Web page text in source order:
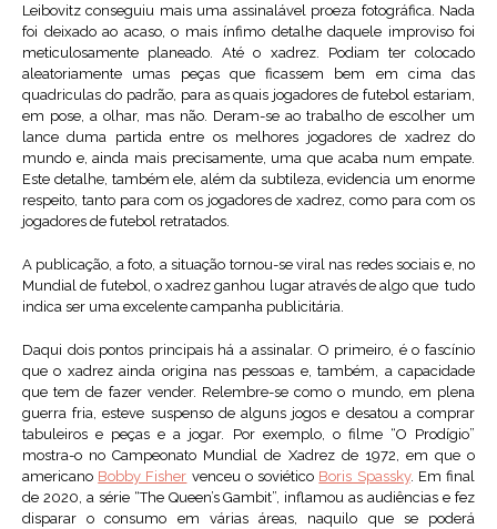
Leibovitz conseguiu mais uma assinalável proeza fotográfica. Nada
foi deixado ao acaso, o mais ínfimo detalhe daquele improviso foi
meticulosamente planeado. Até o xadrez. Podiam ter colocado
aleatoriamente umas peças que ficassem bem em cima das
quadriculas do padrão, para as quais jogadores de futebol estariam,
em pose, a olhar, mas não. Deram-se ao trabalho de escolher um
lance duma partida entre os melhores jogadores de xadrez do
mundo e, ainda mais precisamente, uma que acaba num empate.
Este detalhe, também ele, além da subtileza, evidencia um enorme
respeito, tanto para com os jogadores de xadrez, como para com os
jogadores de futebol retratados.
A publicação, a foto, a situação tornou-se viral nas redes sociais e, no
Mundial de futebol, o xadrez ganhou lugar através de algo que tudo
indica ser uma excelente campanha publicitária.
Daqui dois pontos principais há a assinalar. O primeiro, é o fascínio
que o xadrez ainda origina nas pessoas e, também, a capacidade
que tem de fazer vender. Relembre-se como o mundo, em plena
guerra fria, esteve suspenso de alguns jogos e desatou a comprar
tabuleiros e peças e a jogar. Por exemplo, o filme “O Prodígio”
mostra-o no Campeonato Mundial de Xadrez de 1972, em que o
americano Bobby Fisher venceu o soviético Boris Spassky. Em final
de 2020, a série “The Queen’s Gambit”, inflamou as audiências e fez
disparar o consumo em várias áreas, naquilo que se poderá